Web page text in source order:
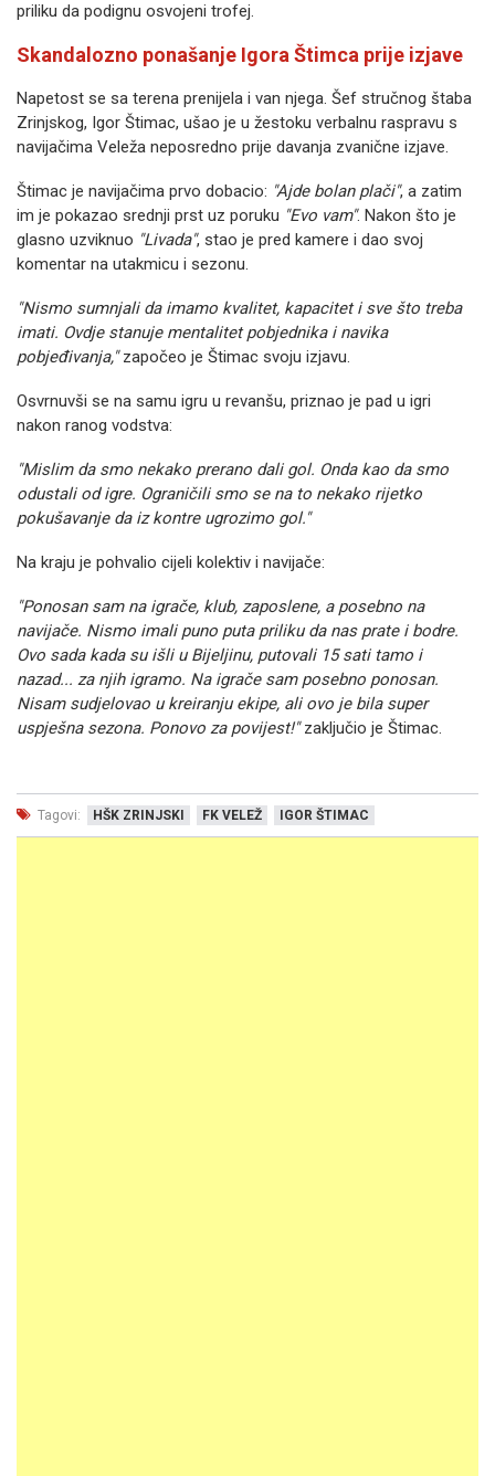
priliku da podignu osvojeni trofej.
Skandalozno ponašanje Igora Štimca prije izjave
Napetost se sa terena prenijela i van njega. Šef stručnog štaba
Zrinjskog, Igor Štimac, ušao je u žestoku verbalnu raspravu s
navijačima Veleža neposredno prije davanja zvanične izjave.
Štimac je navijačima prvo dobacio: "Ajde bolan plači", a zatim
im je pokazao srednji prst uz poruku "Evo vam". Nakon što je
glasno uzviknuo "Livada", stao je pred kamere i dao svoj
komentar na utakmicu i sezonu.
"Nismo sumnjali da imamo kvalitet, kapacitet i sve što treba
imati. Ovdje stanuje mentalitet pobjednika i navika
pobjeđivanja,"započeo je Štimac svoju izjavu.
Osvrnuvši se na samu igru u revanšu, priznao je pad u igri
nakon ranog vodstva:
"Mislim da smo nekako prerano dali gol. Onda kao da smo
odustali od igre. Ograničili smo se na to nekako rijetko
pokušavanje da iz kontre ugrozimo gol."
Na kraju je pohvalio cijeli kolektiv i navijače:
"Ponosan sam na igrače, klub, zaposlene, a posebno na
navijače. Nismo imali puno puta priliku da nas prate i bodre.
Ovo sada kada su išli u Bijeljinu, putovali 15 sati tamo i
nazad... za njih igramo. Na igrače sam posebno ponosan.
Nisam sudjelovao u kreiranju ekipe, ali ovo je bila super
uspješna sezona. Ponovo za povijest!"zaključio je Štimac.
Tagovi: HŠK ZRINJSKI FK VELEŽ IGOR ŠTIMAC